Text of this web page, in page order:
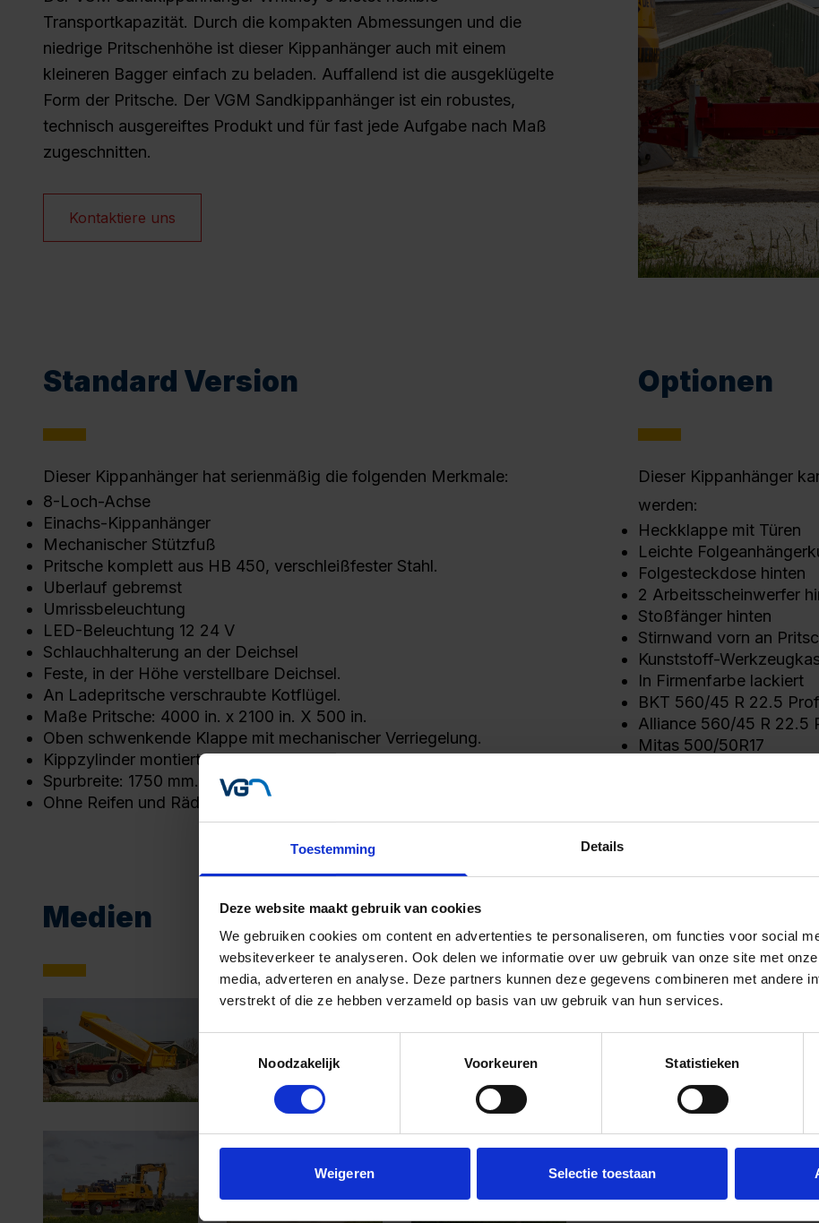
Toestemming Details
Deze website maakt gebruik van cookies
We gebruiken cookies om content en advertenties te personaliseren, om functies voor social
websiteverkeer te analyseren. Ook delen we informatie over uw gebruik van onze site met
media, adverteren en analyse. Deze partners kunnen deze gegevens combineren met andere
verstrekt of die ze hebben verzameld op basis van uw gebruik van hun services.
Noodzakelijk
Voorkeuren Statistieken
Weigeren Selectie toestaan
Transportkapazität. Durch die kompakten Abmessungen und die
niedrige Pritschenhöhe ist dieser Kippanhänger auch mit einem
kleineren Bagger einfach zu beladen. Auffallend ist die ausgeklügelte
Form der Pritsche. Der VGM Sandkippanhänger ist ein robustes,
technisch ausgereiftes Produkt und für fast jede Aufgabe nach Maß
zugeschnitten.
Kontaktiere uns
Standard Version
Dieser Kippanhänger hat serienmäßig die folgenden Merkmale:
8-Loch-Achse
Einachs-Kippanhänger
Mechanischer Stützfuß
Pritsche komplett aus HB 450, verschleißfester Stahl.
Uberlauf gebremst
Umrissbeleuchtung
LED-Beleuchtung 12 24 V
Schlauchhalterung an der Deichsel
Feste, in der Höhe verstellbare Deichsel.
An Ladepritsche verschraubte Kotflügel.
Maße Pritsche: 4000 in. x 2100 in. X 500 in.
Oben schwenkende Klappe mit mechanischer Verriegelung.
Kippzylinder montiert in kardanischer Aufhängung
Spurbreite: 1750 mm.
Ohne Reifen und Räder
Optionen
Dieser Kippanhänger
werden:
Heckklappe mit Türen
Leichte
Folgesteckdose hinten
2 Arbeitsscheinwerfer
Stoßfänger hinten
Stirnwand vorn an
Kunststoff-
In Firmenfarbe lackiert
BKT 560/45 R 22.5
Alliance 560/45 R 22.5
Mitas 500/50R17
Medien